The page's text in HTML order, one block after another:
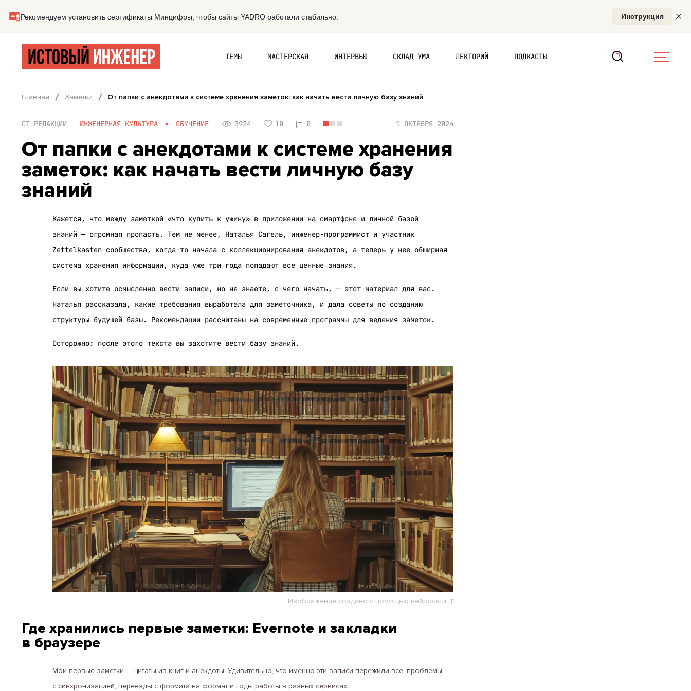
ТЕМЫ МАСТЕРСКАЯ ИНТЕРВЬЮ СКЛАД УМА ЛЕКТОРИЙ ПОДКАСТЫ
Главная Заметки От папки с анекдотами к системе хранения заметок: как начать вести личную базу знаний
ОТ РЕДАКЦИИ ИНЖЕНЕРНАЯ КУЛЬТУРА ОБУЧЕНИЕ 3924 10 0 1 ОКТЯБРЯ 2024
От папки с анекдотами к системе хранения
заметок: как начать вести личную базу
знаний
Кажется, что между заметкой «что купить к ужину» в приложении на смартфоне и личной базой
знаний — огромная пропасть. Тем не менее, Наталья Сагель, инженер-программист и участник
Zettelkasten-сообщества, когда-то начала с коллекционирования анекдотов, а теперь у нее обширная
система хранения информации, куда уже три года попадают все ценные знания.
Если вы хотите осмысленно вести записи, но не знаете, с чего начать, — этот материал для вас.
Наталья рассказала, какие требования выработала для заметочника, и дала советы по созданию
структуры будущей базы. Рекомендации рассчитаны на современные программы для ведения заметок.
Осторожно: после этого текста вы захотите вести базу знаний.
Изображение создано с помощью нейросети
Где хранились первые заметки: Evernote и закладки
в браузере
Мои первые заметки — цитаты из книг и анекдоты. Удивительно, что именно эти записи пережили все: проблемы
с синхронизацией, переезды с формата на формат и годы работы в разных сервисах.